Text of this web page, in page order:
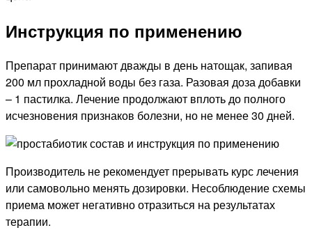
Инструкция по применению
Препарат принимают дважды в день натощак, запивая
200 мл прохладной воды без газа. Разовая доза добавки
– 1 пастилка. Лечение продолжают вплоть до полного
исчезновения признаков болезни, но не менее 30 дней.
Производитель не рекомендует прерывать курс лечения
или самовольно менять дозировки. Несоблюдение схемы
приема может негативно отразиться на результатах
терапии.